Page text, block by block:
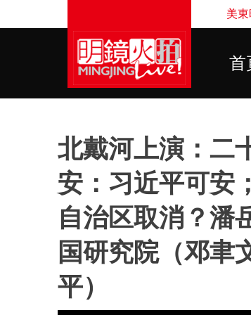
美東
首
北戴河上演：二
安：习近平可安
自治区取消？潘
国研究院（邓聿
平）